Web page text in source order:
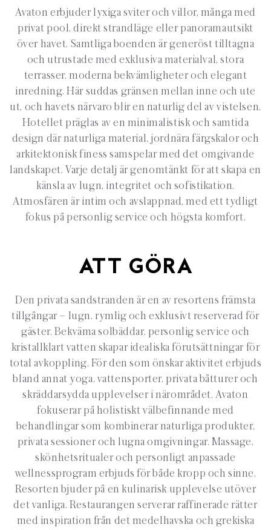
Avaton erbjuder lyxiga sviter och villor, många med
privat pool, direkt strandläge eller panoramautsikt
över havet. Samtliga boenden är generöst tilltagna
och utrustade med exklusiva materialval, stora
terrasser, moderna bekvämligheter och elegant
inredning. Här suddas gränsen mellan inne och ute
ut, och havets närvaro blir en naturlig del av vistelsen.
Hotellet präglas av en minimalistisk och samtida
design där naturliga material, jordnära färgskalor och
arkitektonisk finess samspelar med det omgivande
landskapet. Varje detalj är genomtänkt för att skapa en
känsla av lugn, integritet och sofistikation.
Atmosfären är intim och avslappnad, med ett tydligt
fokus på personlig service och högsta komfort.
ATT GÖRA
Den privata sandstranden är en av resortens främsta
tillgångar – lugn, rymlig och exklusivt reserverad för
gäster. Bekväma solbäddar, personlig service och
kristallklart vatten skapar idealiska förutsättningar för
total avkoppling. För den som önskar aktivitet erbjuds
bland annat yoga, vattensporter, privata båtturer och
skräddarsydda upplevelser i närområdet. Avaton
fokuserar på holistiskt välbefinnande med
behandlingar som kombinerar naturliga produkter,
privata sessioner och lugna omgivningar. Massage,
skönhetsritualer och personligt anpassade
wellnessprogram erbjuds för både kropp och sinne.
Resorten bjuder på en kulinarisk upplevelse utöver
det vanliga. Restaurangen serverar raffinerade rätter
med inspiration från det medelhavska och grekiska